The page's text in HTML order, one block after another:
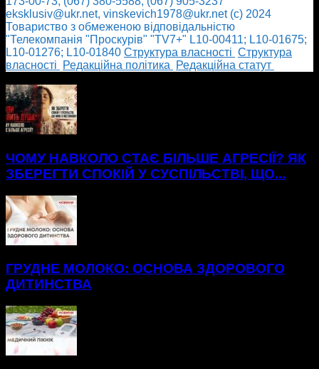
eksklusiv@ukr.net, vinskevich1978@ukr.net (с) 2024
Товариство з обмеженою відповідальністю
"Телекомпанія "Проскурів" "TV7+" L10-00411; L10-01675;
L10-01276; L10-01840 Cтруктура власності Cтруктура
власності
Редакційна політика
Редакційна статут
ЧОМУ НАВКОЛО СТАЄ БІЛЬШЕ АГРЕСІЇ? ЯК
ЗБЕРЕГТИ СПОКІЙ У СУСПІЛЬСТВІ, ЩО...
ГРУДНЕ МОЛОКО: ОСНОВА ЗДОРОВОГО
ДИТИНСТВА